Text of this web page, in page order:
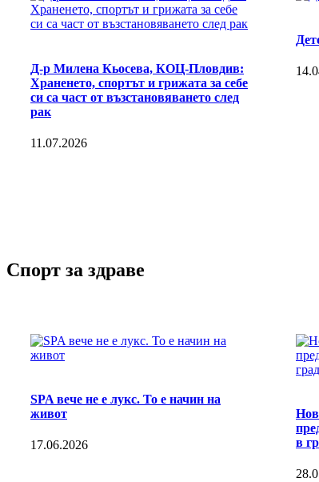
Д-р Милена Кьосева, КОЦ-Пловдив:
Храненето, спортът и грижата за себе
си са част от възстановяването след
рак
11.07.2026
Спорт за здраве
SPA вече не е лукс. То е начин на
живот
17.06.2026
в